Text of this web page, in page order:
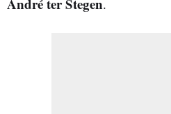
André ter Stegen.